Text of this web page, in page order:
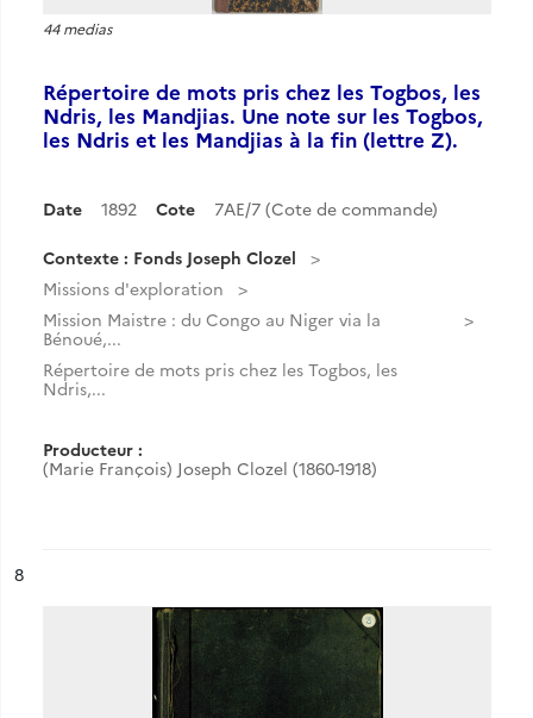
44 medias
Répertoire de mots pris chez les Togbos, les
Ndris, les Mandjias. Une note sur les Togbos,
les Ndris et les Mandjias à la fin (lettre Z).
Date 1892 Cote 7AE/7 (Cote de commande)
Contexte : Fonds Joseph Clozel
Missions d'exploration
Mission Maistre : du Congo au Niger via la
Bénoué,...
Répertoire de mots pris chez les Togbos, les
Ndris,...
Producteur :
(Marie François) Joseph Clozel (1860-1918)
n°
8